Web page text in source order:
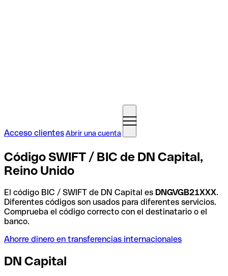
Acceso clientesAbrir una cuenta
Código SWIFT / BIC de DN Capital,
Reino Unido
El código BIC / SWIFT de DN Capital es DNGVGB21XXX.
Diferentes códigos son usados para diferentes servicios.
Comprueba el código correcto con el destinatario o el
banco.
Ahorre dinero en transferencias internacionales
DN Capital